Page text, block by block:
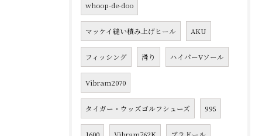
whoop-de-doo
マッケイ縫い積み上げヒール AKU
フィッシング 滑り ハイパーVソール
Vibram2070
タイガー・ウッズゴルフシューズ 995